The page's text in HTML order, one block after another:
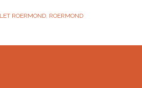
ROERMOND, ROERMOND